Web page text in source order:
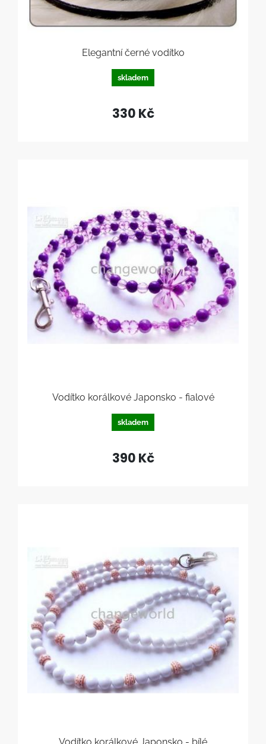
Elegantní černé vodítko
skladem
330 Kč
Vodítko korálkové Japonsko - fialové
skladem
390 Kč